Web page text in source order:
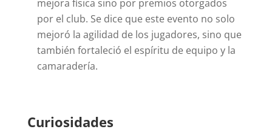
mejora física sino por premios otorgados
por el club. Se dice que este evento no solo
mejoró la agilidad de los jugadores, sino que
también fortaleció el espíritu de equipo y la
camaradería.
Curiosidades